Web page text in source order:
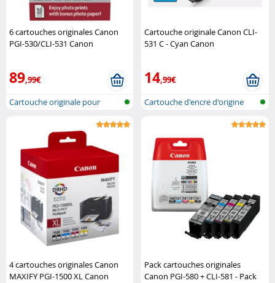
6 cartouches originales Canon
PGI-530/CLI-531 Canon
89,99€
Cartouche originale pour
Cartouche originale Canon CLI-
531 C - Cyan Canon
14,99€
Cartouche d'encre d'origine
4 cartouches originales Canon
MAXIFY PGI-1500 XL Canon
Pack cartouches originales
Canon PGI-580 + CLI-581 - Pack